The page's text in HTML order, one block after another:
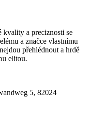
kvality a preciznosti se
a značce vlastnímu
přehlédnout a hrdě
elitou.
5, 82024